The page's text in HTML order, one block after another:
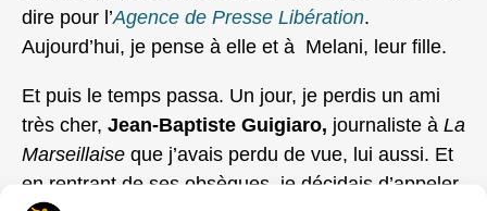
dire pour l’Agence de Presse Libération.
Aujourd’hui, je pense à elle et à Melani, leur fille.
Et puis le temps passa. Un jour, je perdis un ami
très cher, Jean-Baptiste Guigiaro, journaliste à La
Marseillaise que j’avais perdu de vue, lui aussi. Et
en rentrant de ses obsèques, je décidais d’appeler